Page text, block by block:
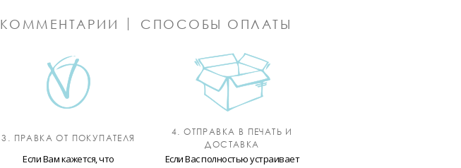
КОММЕНТАРИИ СПОСОБЫ ОПЛАТЫ
3. ПРАВКА ОТ ПОКУПАТЕЛЯ
Если Вам кажется, что
4. ОТПРАВКА В ПЕЧАТЬ И
ДОСТАВКА
Если Вас полностью устраивает